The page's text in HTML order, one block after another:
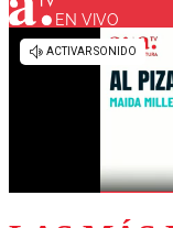
Los
EN VIVO